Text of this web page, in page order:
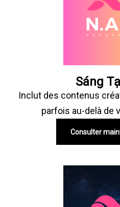
Sáng
Inclut des contenus
parfois au-delà de
Consulter